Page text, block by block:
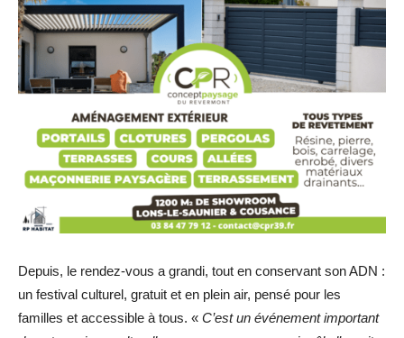
Depuis, le rendez-vous a grandi, tout en conservant son ADN :
un festival culturel, gratuit et en plein air, pensé pour les
familles et accessible à tous. « C’est un événement important